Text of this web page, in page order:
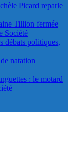
Picard reparle
Tillion fermée
Société
débats politiques,
natation
: le motard